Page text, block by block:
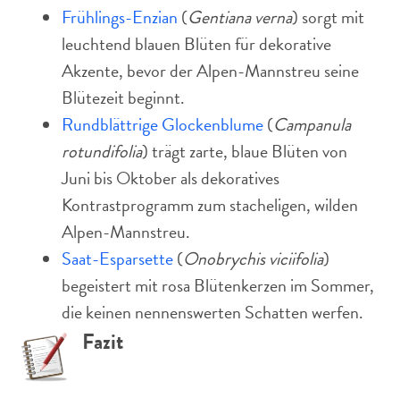
Frühlings-Enzian (Gentiana verna) sorgt mit
leuchtend blauen Blüten für dekorative
Akzente, bevor der Alpen-Mannstreu seine
Blütezeit beginnt.
Rundblättrige Glockenblume(Campanula
rotundifolia) trägt zarte, blaue Blüten von
Juni bis Oktober als dekoratives
Kontrastprogramm zum stacheligen, wilden
Alpen-Mannstreu.
Saat-Esparsette(Onobrychis viciifolia)
begeistert mit rosa Blütenkerzen im Sommer,
die keinen nennenswerten Schatten werfen.
Fazit